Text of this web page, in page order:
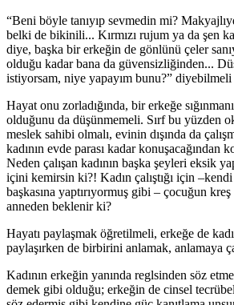
“Beni böyle tanıyıp sevmedin mi?
belki de bikinili... Kırmızı rujum ya da şen
diye, başka bir erkeğin de gönlünü çeler
olduğu kadar bana da güvensizliğinden...
istiyorsam, niye yapayım bunu?” diyebilmeli
Hayat onu zorladığında, bir erkeğe
olduğunu da düşünmemeli. Sırf bu yüzden
meslek sahibi olmalı, evinin dışında da
kadının evde parası kadar konuşacağından
Neden çalışan kadının başka şeyleri eksik
içini kemirsin ki?! Kadın çalıştığı için
başkasına yaptırıyormuş gibi – çocuğun kreş
anneden beklenir ki?
Hayatı paylaşmak öğretilmeli, erkeğe de
paylaşırken de birbirini anlamak, anlamaya
Kadının erkeğin yanında reglsinden söz
demek gibi olduğu; erkeğin de cinsel